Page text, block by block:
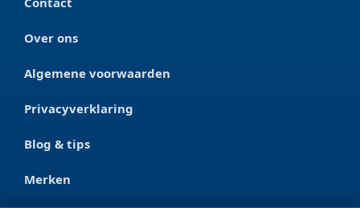
Over ons
Algemene voorwaarden
Privacyverklaring
Blog & tips
Merken